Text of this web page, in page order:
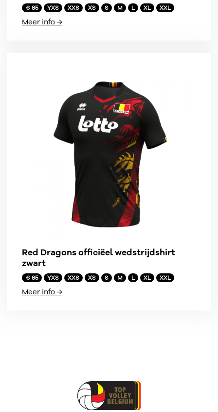
€ 85 YXS XXS XS S M L XL XXL
Meer info →
Red Dragons officiëel wedstrijdshirt
zwart
€ 85 YXS XXS XS S M L XL XXL
Meer info →